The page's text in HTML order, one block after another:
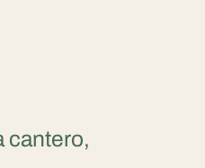
cantero,